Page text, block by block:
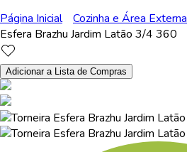
Página Inicial
Cozinha e Área Externa
Esfera Brazhu Jardim Latão 3/4 360
Adicionar a Lista de Compras